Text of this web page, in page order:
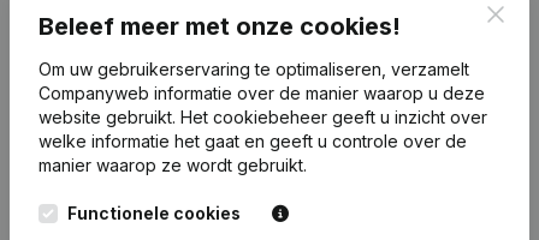
Brutomarge €11.041 €32.505 34.446
Publicatiesvan Guyco
Beleef meer met onze cookies!
Om uw gebruikerservaring te optimaliseren, verzamelt
Companyweb informatie over de manier waarop u deze
website gebruikt. Het cookiebeheer geeft u inzicht over
welke informatie het gaat en geeft u controle over de
manier waarop ze wordt gebruikt.
Functionele cookies